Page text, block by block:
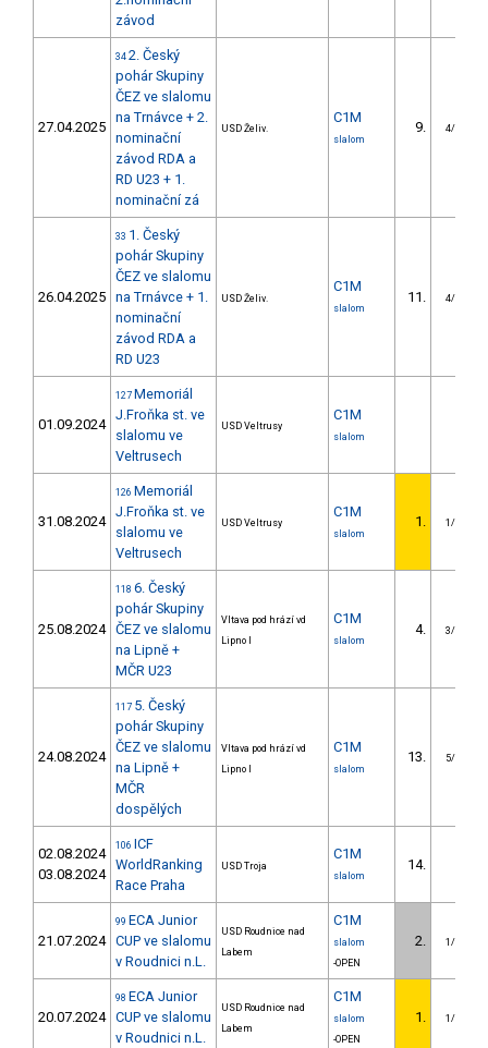
závod
27.04.2025
34 2. Český
pohár Skupiny
ČEZ ve slalomu
na Trnávce + 2.
nominační
závod RDA a
RD U23 + 1.
nominační zá
USD Želiv.
C1M
slalom
9. 4/U23
26.04.2025
33 1. Český
pohár Skupiny
ČEZ ve slalomu
na Trnávce + 1.
nominační
závod RDA a
RD U23
USD Želiv.
C1M
slalom
11. 4/U23
01.09.2024
127 Memoriál
J.Froňka st. ve
slalomu ve
Veltrusech
USD Veltrusy
C1M
slalom
31.08.2024
126 Memoriál
J.Froňka st. ve
slalomu ve
Veltrusech
USD Veltrusy
C1M
slalom
1. 1/U23
25.08.2024
118 6. Český
pohár Skupiny
ČEZ ve slalomu
na Lipně +
MČR U23
Vltava pod hrází vd
Lipno I
C1M
slalom
4. 3/U23
24.08.2024
117 5. Český
pohár Skupiny
ČEZ ve slalomu
na Lipně +
MČR
dospělých
Vltava pod hrází vd
Lipno I
C1M
slalom
13. 5/U23
02.08.2024
03.08.2024
106 ICF
WorldRanking
Race Praha
USD Troja
C1M
slalom
14.
21.07.2024
99 ECA Junior
CUP ve slalomu
v Roudnici n.L.
USD Roudnice nad
Labem
C1M
slalom
-OPEN
2. 1/U23
20.07.2024
98 ECA Junior
CUP ve slalomu
v Roudnici n.L.
USD Roudnice nad
Labem
C1M
slalom
-OPEN
1. 1/U23